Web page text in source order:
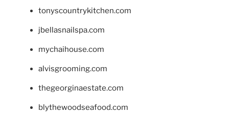
tonyscountrykitchen.com
jbellasnailspa.com
mychaihouse.com
alvisgrooming.com
thegeorginaestate.com
blythewoodseafood.com